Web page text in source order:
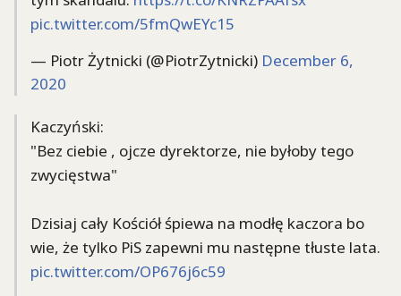
pic.twitter.com/5fmQwEYc15
— Piotr Żytnicki (@PiotrZytnicki) December 6,
2020
Kaczyński:
"Bez ciebie , ojcze dyrektorze, nie byłoby tego
zwycięstwa"
Dzisiaj cały Kościół śpiewa na modłę kaczora bo
wie, że tylko PiS zapewni mu następne tłuste lata.
pic.twitter.com/OP676j6c59